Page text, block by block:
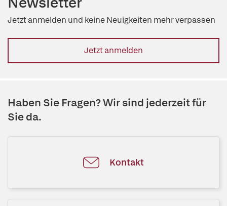
Jetzt anmelden und keine Neuigkeiten mehr verpassen
Jetzt anmelden
Haben Sie Fragen? Wir sind jederzeit für
Sie da.
Kontakt